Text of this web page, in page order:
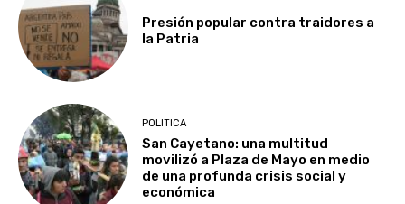
Presión popular contra traidores a
la Patria
POLITICA
San Cayetano: una multitud
movilizó a Plaza de Mayo en medio
de una profunda crisis social y
económica